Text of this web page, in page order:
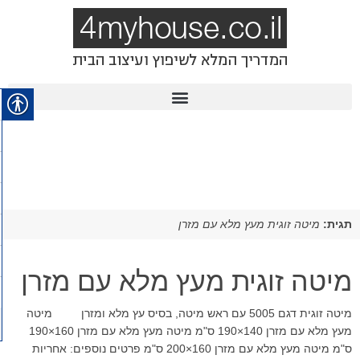
תגית: מיטה זוגית מעץ מלא עם מזרן
מיטה זוגית מעץ מלא עם מזרן
מיטה זוגית דגם 5005 עם ראש מיטה, בסיס עץ מלא ומזרן מיטה
מעץ מלא עם מזרן 140×190 ס"מ מיטה מעץ מלא עם מזרן 160×190
ס"מ מיטה מעץ מלא עם מזרן 160×200 ס"מ פרטים נוספים: אחריות